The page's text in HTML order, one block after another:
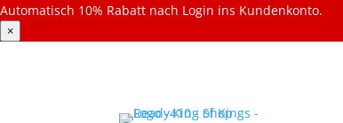
Automatisch 10% Rabatt nach Login ins Kundenkonto.
×